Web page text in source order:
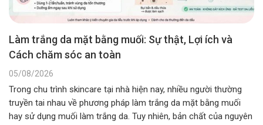
Làm trắng da mặt bằng muối: Sự thật, Lợi ích và
Cách chăm sóc an toàn
05/08/2026
Trong chu trình skincare tại nhà hiện nay, nhiều người thường
truyền tai nhau về phương pháp làm trắng da mặt bằng muối
hay sử dụng muối làm trắng da. Tuy nhiên, bản chất của nguyên